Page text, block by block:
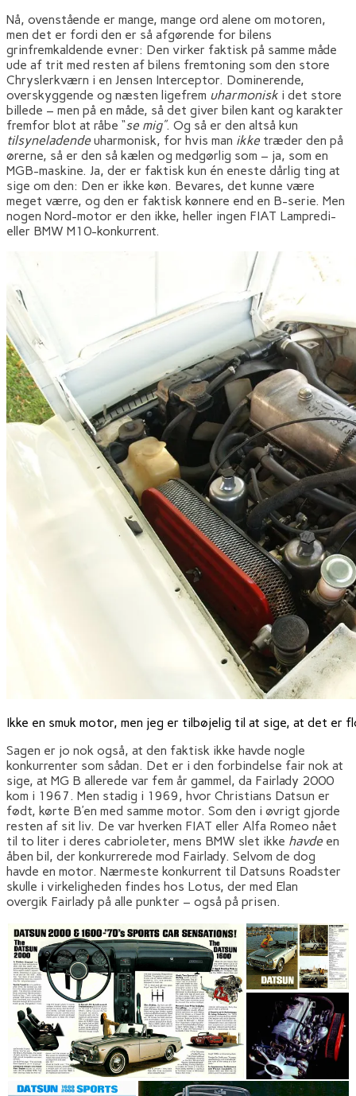
Nå, ovenstående er mange, mange ord alene om motoren,
men det er fordi den er så afgørende for bilens
grinfremkaldende evner: Den virker faktisk på samme måde
ude af trit med resten af bilens fremtoning som den store
Chryslerkværn i en Jensen Interceptor. Dominerende,
overskyggende og næsten ligefrem uharmonisk i det store
billede – men på en måde, så det giver bilen kant og karakter
fremfor blot at råbe “se mig”. Og så er den altså kun
tilsyneladende uharmonisk, for hvis man ikke træder den på
ørerne, så er den så kælen og medgørlig som – ja, som en
MGB-maskine. Ja, der er faktisk kun én eneste dårlig ting at
sige om den: Den er ikke køn. Bevares, det kunne være
meget værre, og den er faktisk kønnere end en B-serie. Men
nogen Nord-motor er den ikke, heller ingen FIAT Lampredi-
eller BMW M10-konkurrent.
Ikke en smuk motor, men jeg er tilbøjelig til at sige, at det er
Sagen er jo nok også, at den faktisk ikke havde nogle
konkurrenter som sådan. Det er i den forbindelse fair nok at
sige, at MG B allerede var fem år gammel, da Fairlady 2000
kom i 1967. Men stadig i 1969, hvor Christians Datsun er
født, kørte B’en med samme motor. Som den i øvrigt gjorde
resten af sit liv. De var hverken FIAT eller Alfa Romeo nået
til to liter i deres cabrioleter, mens BMW slet ikke havde en
åben bil, der konkurrerede mod Fairlady. Selvom de dog
havde en motor. Nærmeste konkurrent til Datsuns Roadster
skulle i virkeligheden findes hos Lotus, der med Elan
overgik Fairlady på alle punkter – også på prisen.